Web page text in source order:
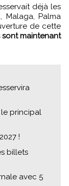
déjà les
Malaga, Palma
de cette
maintenant
le principal
!
billets
avec 5